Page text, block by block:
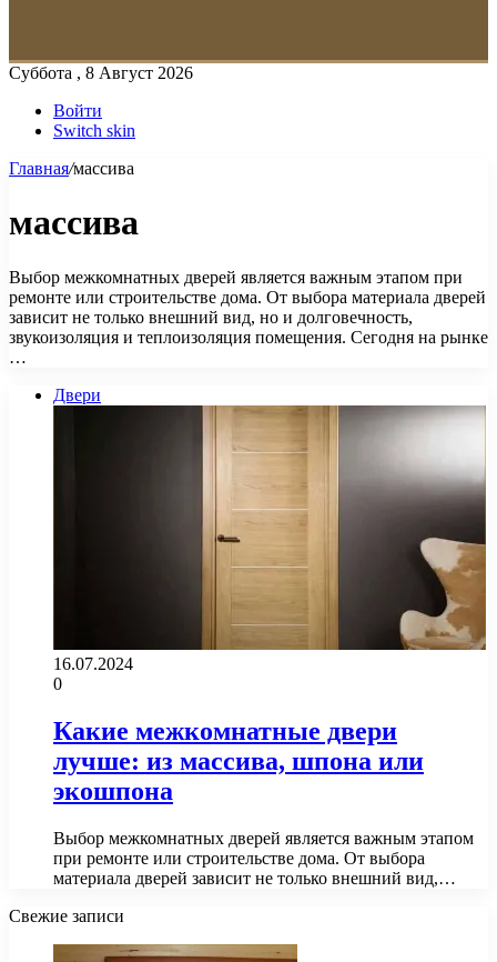
Суббота , 8 Август 2026
Войти
Switch skin
Главная/массива
массива
Выбор межкомнатных дверей является важным этапом при
ремонте или строительстве дома. От выбора материала дверей
зависит не только внешний вид, но и долговечность,
звукоизоляция и теплоизоляция помещения. Сегодня на рынке
…
Двери
16.07.2024
0
Какие межкомнатные двери
лучше: из массива, шпона или
экошпона
Выбор межкомнатных дверей является важным этапом
при ремонте или строительстве дома. От выбора
материала дверей зависит не только внешний вид,…
Свежие записи